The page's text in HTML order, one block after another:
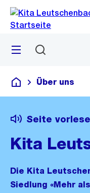
Navigation
Sprunglink
Menü
Kita Leutschenbach
Über uns
Seite
Kita
Die Kita
Siedlung «Mehr